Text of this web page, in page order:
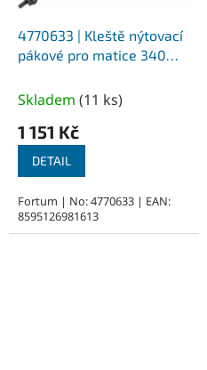
4770633 | Kleště nýtovací
pákové pro matice 340
M6-M8-M10-M12
Skladem (11 ks)
1 151 Kč
DETAIL
Fortum | No: 4770633 | EAN:
8595126981613